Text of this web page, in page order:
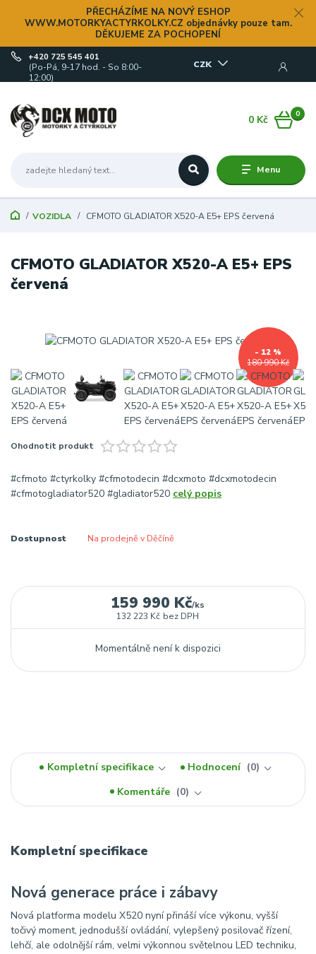
PŘECHÁZÍME NA NOVÝ ESHOP
WWW.MOTORKYACTYRKOLKY.CZ objednávky pouze tam.
DĚKUJEME ZA POCHOPENÍ
Menu
CZK
+420 725 545 401
(Po-Pá, 9-17 hod. - So 8:00-
12:00)
0
0 Kč
VOZIDLA CFMOTO GLADIATOR X520-A E5+ EPS červená
CFMOTO GLADIATOR X520-A E5+ EPS
červená
180 990 Kč
- 12 %
Ohodnotit produkt
#cfmoto #ctyrkolky #cfmotodecin #dcxmoto #dcxmotodecin
#cfmotogladiator520 #gladiator520 celý popis
Dostupnost Na prodejně v Děčíně
159 990 Kč/ks
132 223 Kč bez DPH
Momentálně není k dispozici
Kompletní specifikace Hodnocení
0
Komentáře
0
Kompletní specifikace
Nová generace práce i zábavy
Nová platforma modelu X520 nyní přináší více výkonu, vyšší
točivý moment, jednodušší ovládání, vylepšený posilovač řízení,
lehčí, ale odolnější rám, velmi výkonnou světelnou LED techniku,